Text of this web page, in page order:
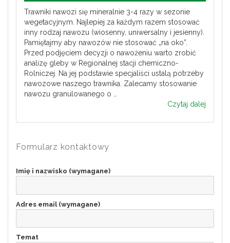
Trawniki nawozi się mineralnie 3-4 razy w sezonie
wegetacyjnym. Najlepiej za każdym razem stosować
inny rodzaj nawozu (wiosenny, uniwersalny i jesienny).
Pamiętajmy aby nawozów nie stosować „na oko”.
Przed podjęciem decyzji o nawożeniu warto zrobić
analizę gleby w Regionalnej stacji chemiczno-
Rolniczej. Na jej podstawie specjaliści ustalą potrzeby
nawozowe naszego trawnika. Zalecamy stosowanie
nawozu granulowanego o …
Czytaj dalej
Formularz kontaktowy
Imię i nazwisko (wymagane)
Adres email (wymagane)
Temat